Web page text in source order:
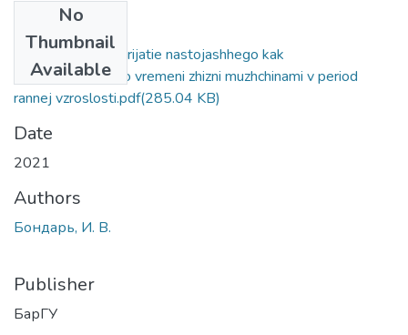
No
Thumbnail
Available
Subektivnoe vosprijatie nastojashhego kak
psihologicheskogo vremeni zhizni muzhchinami v period
rannej vzroslosti.pdf(285.04 KB)
Date
2021
Authors
Бондарь, И. В.
Publisher
БарГУ